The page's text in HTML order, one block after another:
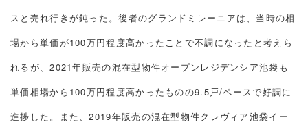
スと売れ行きが鈍った。後者のグランドミレーニアは、当時の相
場から単価が100万円程度高かったことで不調になったと考えら
れるが、2021年販売の混在型物件オープンレジデンシア池袋も
単価相場から100万円程度高かったものの9.5戸/ペースで好調に
進捗した。また、2019年販売の混在型物件クレヴィア池袋イー